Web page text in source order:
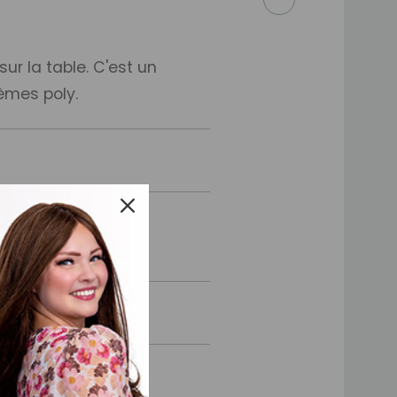
la table. C'est un
poly.